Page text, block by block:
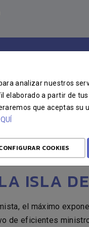
(1759-
ISLA
el máximo
de eficientes
analizar nuestros
elaborado a partir de
que aceptas su
COOKIES